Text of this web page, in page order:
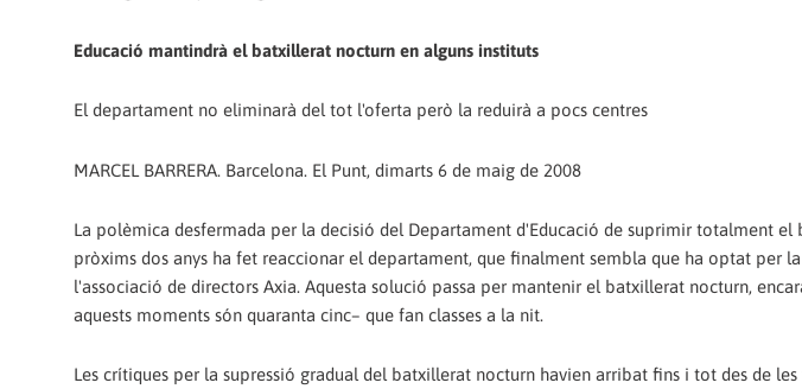
Educació mantindrà el batxillerat nocturn en alguns instituts
El departament no eliminarà del tot l'oferta però la reduirà a pocs centres
MARCEL BARRERA. Barcelona. El Punt, dimarts 6 de maig de 2008
La polèmica desfermada per la decisió del Departament d'Educació de suprimir totalment
pròxims dos anys ha fet reaccionar el departament, que finalment sembla que ha optat per
l'associació de directors Axia. Aquesta solució passa per mantenir el batxillerat nocturn,
aquests moments són quaranta cinc– que fan classes a la nit.
Les crítiques per la supressió gradual del batxillerat nocturn havien arribat fins i tot des de les